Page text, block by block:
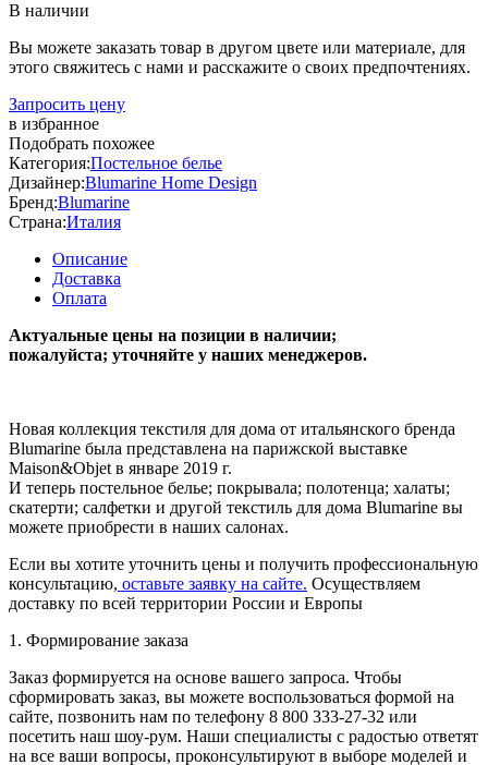
В наличии
Вы можете заказать товар в другом цвете или материале, для
этого свяжитесь с нами и расскажите о своих предпочтениях.
Запросить цену
в избранное
Подобрать похожее
Категория:Постельное белье
Дизайнер:Blumarine Home Design
Бренд:Blumarine
Страна:Италия
Описание
Доставка
Оплата
Актуальные цены на позиции в наличии;
пожалуйста; уточняйте у наших менеджеров.
Новая коллекция текстиля для дома от итальянского бренда
Blumarine была представлена на парижской выставке
Maison&Objet в январе 2019 г.
И теперь постельное белье; покрывала; полотенца; халаты;
скатерти; салфетки и другой текстиль для дома Blumarine вы
можете приобрести в наших салонах.
Если вы хотите уточнить цены и получить профессиональную
консультацию, оставьте заявку на сайте. Осуществляем
доставку по всей территории России и Европы
1. Формирование заказа
Заказ формируется на основе вашего запроса. Чтобы
сформировать заказ, вы можете воспользоваться формой на
сайте, позвонить нам по телефону 8 800 333-27-32 или
посетить наш шоу-рум. Наши специалисты с радостью ответят
на все ваши вопросы, проконсультируют в выборе моделей и